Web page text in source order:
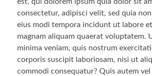
consectetur, adipisci velit, sed quia
eius modi tempora incidunt ut labore
magnam aliquam quaerat voluptatem.
minima veniam, quis nostrum
corporis suscipit laboriosam, nisi ut
commodi consequatur? Quis autem